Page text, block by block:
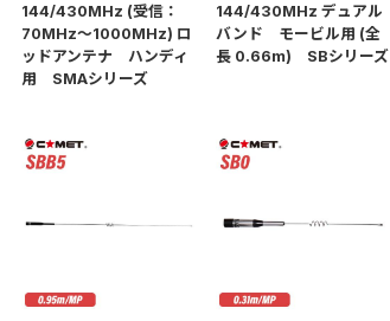
144/430MHz (受信：
70MHz～1000MHz) ロ
ッドアンテナ ハンディ
用 SMAシリーズ
144/430MHz デュアル
バンド モービル用 (全
長 0.66m) SBシリーズ